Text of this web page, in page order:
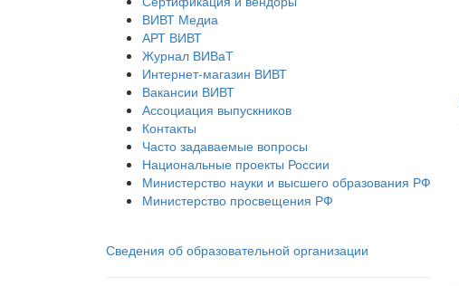
ВИВТ Медиа
АРТ ВИВТ
Журнал ВИВаТ
Интернет-магазин ВИВТ
Вакансии ВИВТ
Ассоциация выпускников
Контакты
Часто задаваемые вопросы
Национальные проекты России
Министерство науки и высшего образования РФ
Министерство просвещения РФ
Сведения об образовательной организации